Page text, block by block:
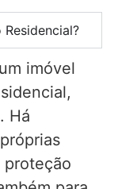
imóvel
Há
proteção